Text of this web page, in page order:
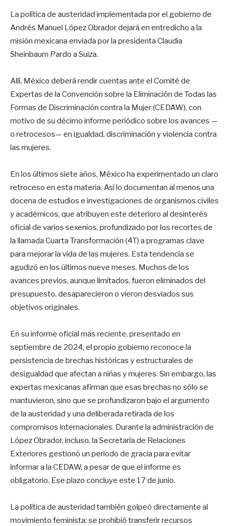
La política de austeridad implementada por el gobierno de
Andrés Manuel López Obrador dejará en entredicho a la
misión mexicana enviada por la presidenta Claudia
Sheinbaum Pardo a Suiza.
Allí, México deberá rendir cuentas ante el Comité de
Expertas de la Convención sobre la Eliminación de Todas las
Formas de Discriminación contra la Mujer (CEDAW), con
motivo de su décimo informe periódico sobre los avances —
o retrocesos— en igualdad, discriminación y violencia contra
las mujeres.
En los últimos siete años, México ha experimentado un claro
retroceso en esta materia. Así lo documentan al menos una
docena de estudios e investigaciones de organismos civiles
y académicos, que atribuyen este deterioro al desinterés
oficial de varios sexenios, profundizado por los recortes de
la llamada Cuarta Transformación (4T) a programas clave
para mejorar la vida de las mujeres. Esta tendencia se
agudizó en los últimos nueve meses. Muchos de los
avances previos, aunque limitados, fueron eliminados del
presupuesto, desaparecieron o vieron desviados sus
objetivos originales.
En su informe oficial más reciente, presentado en
septiembre de 2024, el propio gobierno reconoce la
persistencia de brechas históricas y estructurales de
desigualdad que afectan a niñas y mujeres. Sin embargo, las
expertas mexicanas afirman que esas brechas no sólo se
mantuvieron, sino que se profundizaron bajo el argumento
de la austeridad y una deliberada retirada de los
compromisos internacionales. Durante la administración de
López Obrador, incluso, la Secretaría de Relaciones
Exteriores gestionó un periodo de gracia para evitar
informar a la CEDAW, a pesar de que el informe es
obligatorio. Ese plazo concluye este 17 de junio.
La política de austeridad también golpeó directamente al
movimiento feminista: se prohibió transferir recursos